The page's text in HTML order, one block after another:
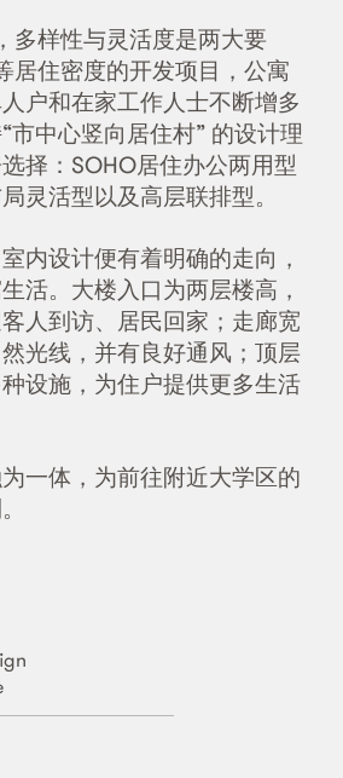
多样性与灵活度是两大要
居住密度的开发项目，公寓
户和在家工作人士不断增多
市中心竖向居住村” 的设计理
择：SOHO居住办公两用型
灵活型以及高层联排型。
内设计便有着明确的走向，
活。大楼入口为两层楼高，
人到访、居民回家；走廊宽
光线，并有良好通风；顶层
设施，为住户提供更多生活
一体，为前往附近大学区的